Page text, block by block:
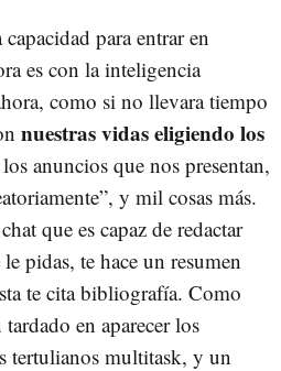
para entrar en
es con la inteligencia
como si no llevara tiempo
nuestras vidas eligiendo los
anuncios que nos presentan,
y mil cosas más.
que es capaz de redactar
pidas, te hace un resumen
te cita bibliografía. Como
en aparecer los
tertulianos multitask, y un